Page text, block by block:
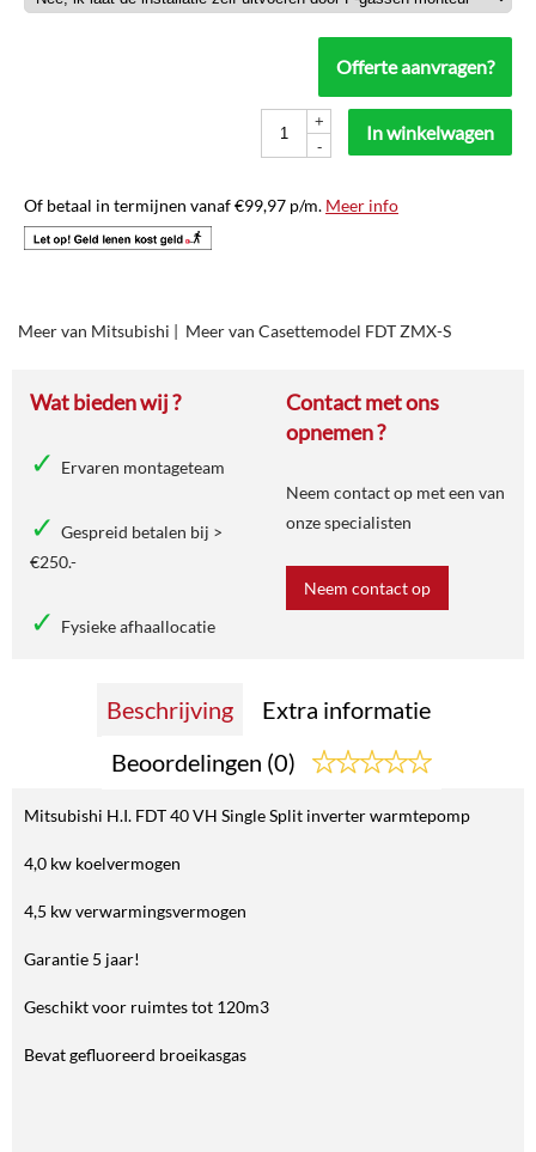
Offerte aanvragen?
+
-
In winkelwagen
Of betaal in termijnen vanaf€99,97 p/m. Meer info
Meer van Mitsubishi | Meer van Casettemodel FDT ZMX-S
Wat bieden wij ?
Ervaren montageteam
Gespreid betalen bij >
€250.-
Fysieke afhaallocatie
Contact met ons
opnemen ?
Neem contact op met een van
onze specialisten
Neem contact op
Beschrijving
Extra informatie
Beoordelingen (0)
Mitsubishi H.I. FDT 40 VH Single Split inverter warmtepomp
4,0 kw koelvermogen
4,5 kw verwarmingsvermogen
Garantie 5 jaar!
Geschikt voor ruimtes tot 120m3
Bevat gefluoreerd broeikasgas